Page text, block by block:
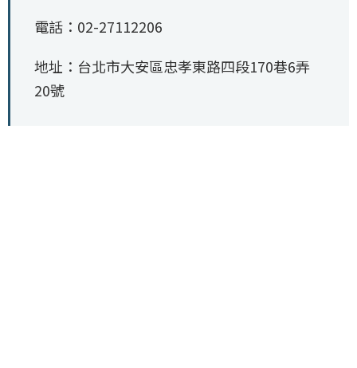
電話：02-27112206
地址：台北市大安區忠孝東路四段170巷6弄
20號